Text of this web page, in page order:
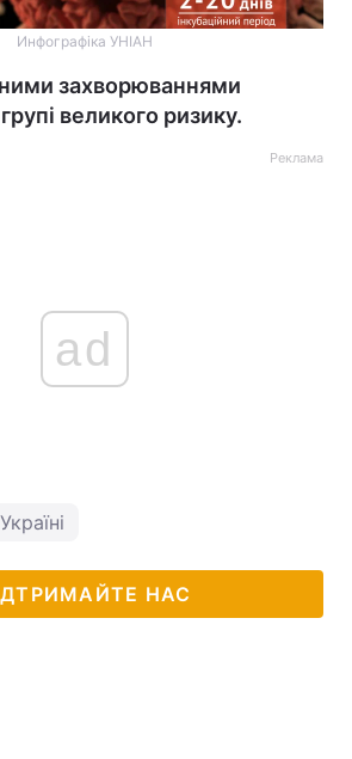
Инфографіка УНІАН
захворюваннями
великого ризику.
Реклама
ad
НАС